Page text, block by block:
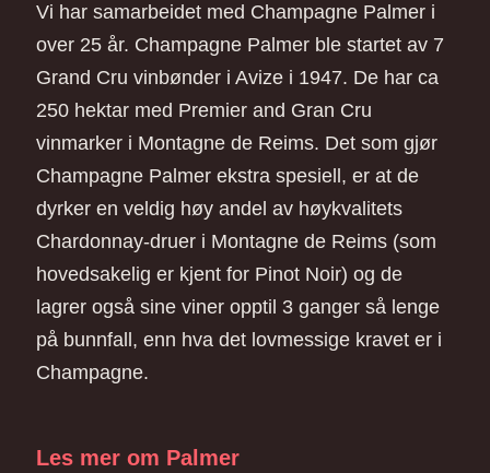
Vi har samarbeidet med Champagne Palmer i
over 25 år. Champagne Palmer ble startet av 7
Grand Cru vinbønder i Avize i 1947. De har ca
250 hektar med Premier and Gran Cru
vinmarker i Montagne de Reims. Det som gjør
Champagne Palmer ekstra spesiell, er at de
dyrker en veldig høy andel av høykvalitets
Chardonnay-druer i Montagne de Reims (som
hovedsakelig er kjent for Pinot Noir) og de
lagrer også sine viner opptil 3 ganger så lenge
på bunnfall, enn hva det lovmessige kravet er i
Champagne.
Les mer om Palmer